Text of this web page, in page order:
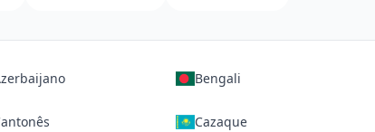
Bengali
Cazaque